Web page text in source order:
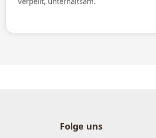
Folge uns